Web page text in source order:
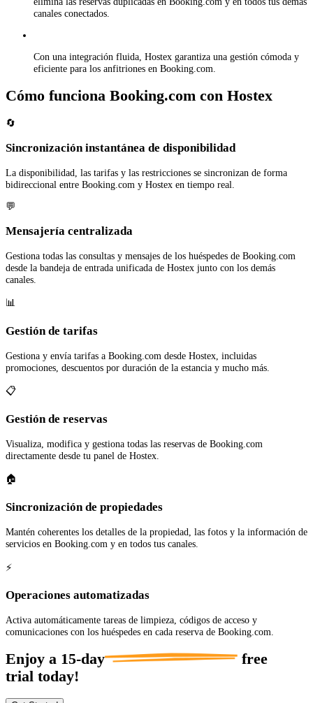
canales conectados.
Con una integración fluida, Hostex garantiza una gestión cómoda y
eficiente para los anfitriones en Booking.com.
Cómo funciona Booking.com con Hostex
🔄
Sincronización instantánea de disponibilidad
La disponibilidad, las tarifas y las restricciones se sincronizan de forma
bidireccional entre Booking.com y Hostex en tiempo real.
💬
Mensajería centralizada
Gestiona todas las consultas y mensajes de los huéspedes de Booking.com
desde la bandeja de entrada unificada de Hostex junto con los demás
canales.
📊
Gestión de tarifas
Gestiona y envía tarifas a Booking.com desde Hostex, incluidas
promociones, descuentos por duración de la estancia y mucho más.
📋
Gestión de reservas
Visualiza, modifica y gestiona todas las reservas de Booking.com
directamente desde tu panel de Hostex.
🏠
Sincronización de propiedades
Mantén coherentes los detalles de la propiedad, las fotos y la información de
servicios en Booking.com y en todos tus canales.
⚡
Operaciones automatizadas
Activa automáticamente tareas de limpieza, códigos de acceso y
comunicaciones con los huéspedes en cada reserva de Booking.com.
Enjoy a 15-day
free
trial today!